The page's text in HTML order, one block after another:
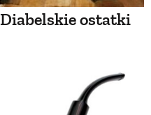
Diabelskie ostatki